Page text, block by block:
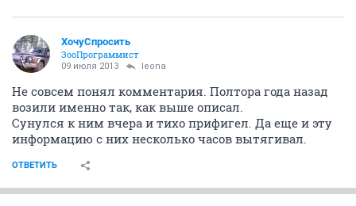
ХочуСпросить
ЗооПрограммист
09 июля 2013 leona
Не совсем понял комментария. Полтора года назад
возили именно так, как выше описал.
Сунулся к ним вчера и тихо прифигел. Да еще и эту
информацию с них несколько часов вытягивал.
ОТВЕТИТЬ